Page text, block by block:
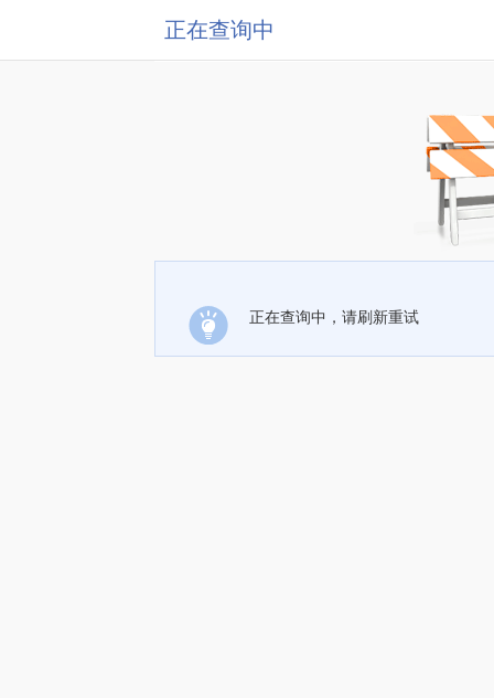
正在查询中
正在查询中，请刷新重试